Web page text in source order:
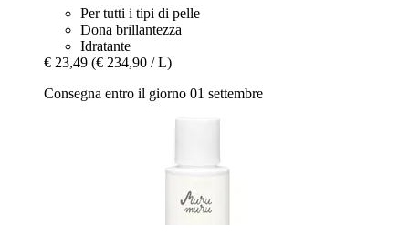
Per tutti i tipi di pelle
Dona brillantezza
Idratante
€ 23,49 (€ 234,90 / L)
Consegna entro il giorno 01 settembre